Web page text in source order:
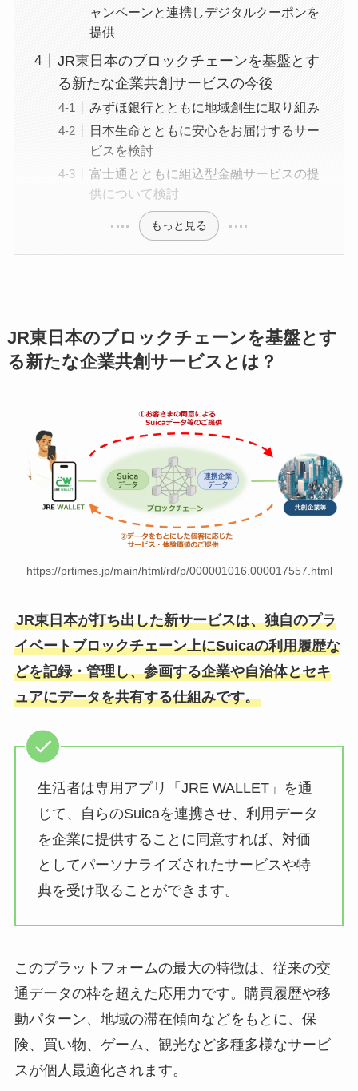
ャンペーンと連携しデジタルクーポンを
提供
JR東日本のブロックチェーンを基盤とす
る新たな企業共創サービスの今後
みずほ銀行とともに地域創生に取り組み
日本生命とともに安心をお届けするサー
ビスを検討
富士通とともに組込型金融サービスの提
供について検討
もっと見る
JR東日本のブロックチェーンを基盤とす
る新たな企業共創サービスとは？
https://prtimes.jp/main/html/rd/p/000001016.000017557.html
JR東日本が打ち出した新サービスは、独自のプラ
イベートブロックチェーン上にSuicaの利用履歴な
どを記録・管理し、参画する企業や自治体とセキ
ュアにデータを共有する仕組みです。
生活者は専用アプリ「JRE WALLET」を通
じて、自らのSuicaを連携させ、利用データ
を企業に提供することに同意すれば、対価
としてパーソナライズされたサービスや特
典を受け取ることができます。
このプラットフォームの最大の特徴は、従来の交
通データの枠を超えた応用力です。購買履歴や移
動パターン、地域の滞在傾向などをもとに、保
険、買い物、ゲーム、観光など多種多様なサービ
スが個人最適化されます。